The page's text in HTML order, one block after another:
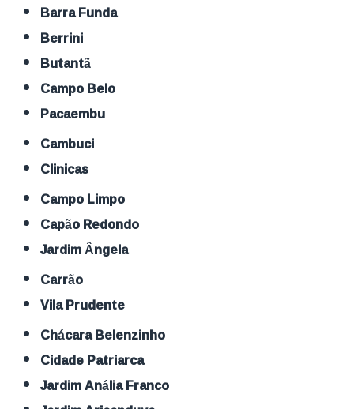
Barra Funda
Berrini
Butantã
Campo Belo
Pacaembu
Cambuci
Clinicas
Campo Limpo
Capão Redondo
Jardim Ângela
Carrão
Vila Prudente
Chácara Belenzinho
Cidade Patriarca
Jardim Anália Franco